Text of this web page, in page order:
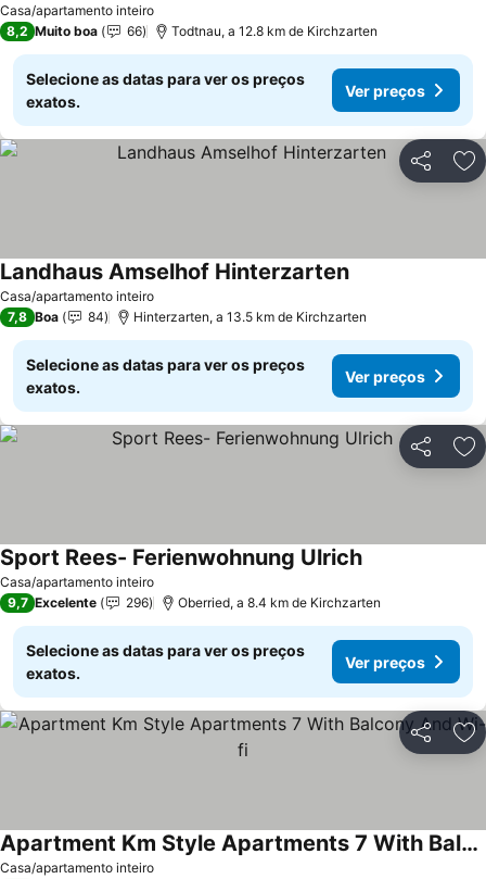
Casa/apartamento inteiro
8,2 Muito boa 66 Todtnau, a 12.8 km de Kirchzarten
Selecione as datas para ver os preços
exatos.
Ver preços
Partilhar
Casa/apartamento inteiro
Landhaus Amselhof Hinterzarten
7,8 Boa 84 Hinterzarten, a 13.5 km de Kirchzarten
Selecione as datas para ver os preços
exatos.
Ver preços
Partilhar
Casa/apartamento inteiro
Sport Rees- Ferienwohnung Ulrich
9,7 Excelente 296 Oberried, a 8.4 km de Kirchzarten
Selecione as datas para ver os preços
exatos.
Ver preços
Partilhar
Casa/apartamento inteiro
Apartment Km Style Apartments 7 With Balcony And Wi-fi